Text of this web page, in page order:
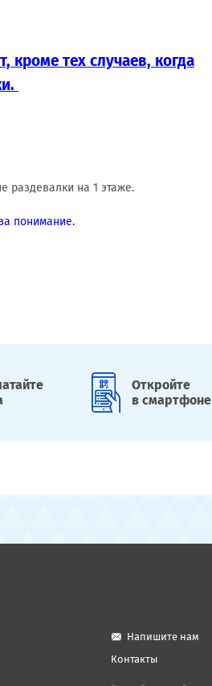
кроме тех случаев, когда
раздевалки на 1 этаже.
понимание.
Откройте
в смартфоне
Напишите нам
Контакты